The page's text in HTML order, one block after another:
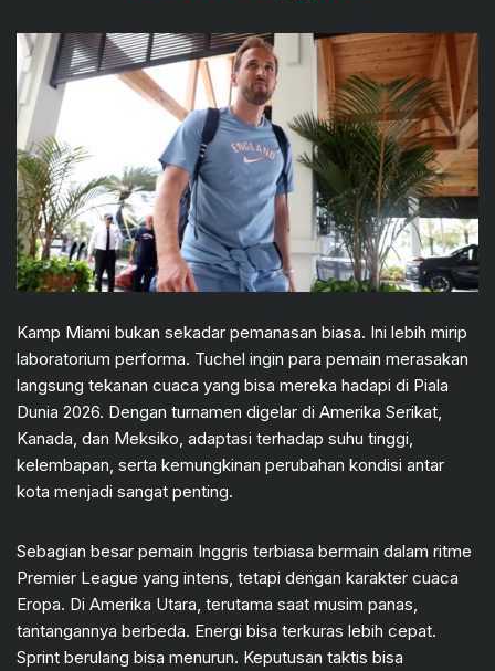
Kamp Miami bukan sekadar pemanasan biasa. Ini lebih mirip
laboratorium performa. Tuchel ingin para pemain merasakan
langsung tekanan cuaca yang bisa mereka hadapi di Piala
Dunia 2026. Dengan turnamen digelar di Amerika Serikat,
Kanada, dan Meksiko, adaptasi terhadap suhu tinggi,
kelembapan, serta kemungkinan perubahan kondisi antar
kota menjadi sangat penting.
Sebagian besar pemain Inggris terbiasa bermain dalam ritme
Premier League yang intens, tetapi dengan karakter cuaca
Eropa. Di Amerika Utara, terutama saat musim panas,
tantangannya berbeda. Energi bisa terkuras lebih cepat.
Sprint berulang bisa menurun. Keputusan taktis bisa